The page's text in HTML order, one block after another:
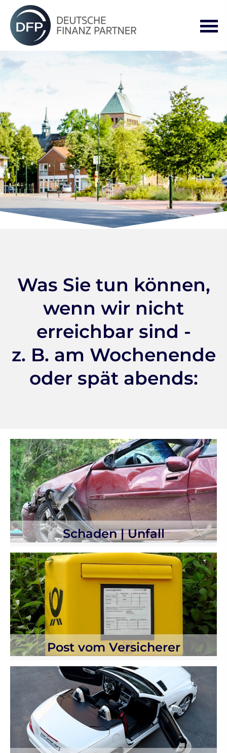
Was Sie tun können,
wenn wir nicht
erreichbar sind -
z. B. am Wochenende
oder spät abends:
Schaden | Unfall
Post vom Versicherer